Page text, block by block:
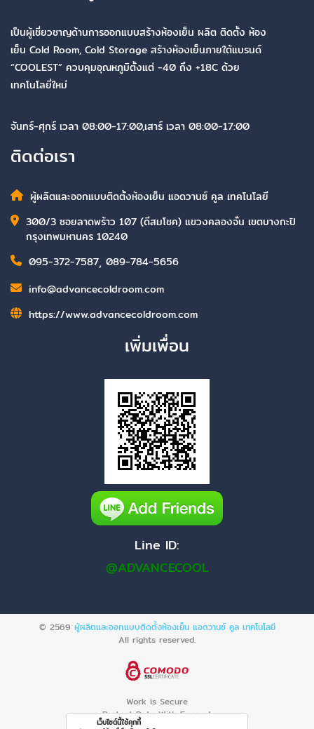
เป็นผู้เชี่ยวชาญด้านการออกแบบสร้างห้องเย็น ผลิต ติดตั้ง ห้อง
เย็น Cold Room, Cold Storage สร้างห้องเย็นภายใต้แบรนด์
“COOLEST” ควบคุมอุณหภูมิตั้งแต่ -40 ถึง +18C ด้วย
เทคโนโลยี่ใหม่
จันทร์-ศุกร์ เวลา 08:00-17:00,เสาร์ เวลา 08:00-17:00
ติดต่อเรา
ผู้ผลิตและออกแบบติดตั้งห้องเย็น แอดวานซ์ คูล เทคโนโลยี
300/3 ซอยลาดพร้าว 107 (ดีสมโชค) แขวงคลองจั่น เขตบางกะปิ
กรุงเทพมหานคร 10240
095-372-7587, 089-784-5656
info@advancecoldroom.com
https://www.advancecoldroom.com
เพิ่มเพื่อน
Line ID:
@ADVANCECOOL
© 2569 ผู้ผลิตและออกแบบติดตั้งห้องเย็น แอดวานซ์ คูล เทคโนโลยี
All rights reserved.
Work is Secure
Protect Data With Encrypt
เว็บไซต์นี้ใช้คุกกี้